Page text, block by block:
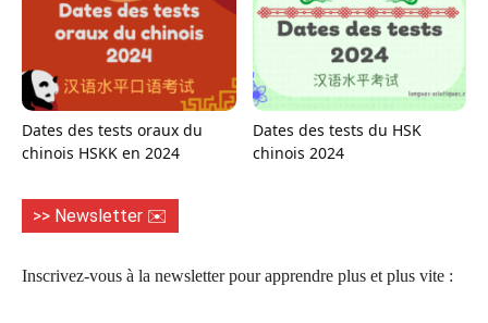
Dates des tests oraux du
chinois HSKK en 2024
Dates des tests du HSK
chinois 2024
>> Newsletter ✉️
Inscrivez-vous à la newsletter pour apprendre plus et plus vite :